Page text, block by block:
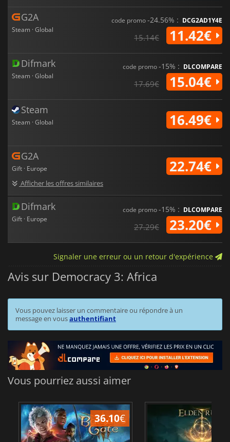
G2A
Steam · Global
code promo-24.56% : DCG2AD1Y4E
15.14€ 11.42€
Difmark
Steam · Global
code promo-15% : DLCOMPARE
17.69€ 15.04€
Steam
Steam · Global 16.49€
G2A
Gift · Europe
Afficher les offres similaires
22.74€
Difmark
Gift · Europe
code promo-15% : DLCOMPARE
27.29€ 23.20€
Signaler une erreur ou un retour d'expérience
Avis sur Democracy 3: Africa
Vous pouvez laisser un commentaire ou répondre à un
message en vousauthentifiant
Vous pourriez aussi aimer
36.10€